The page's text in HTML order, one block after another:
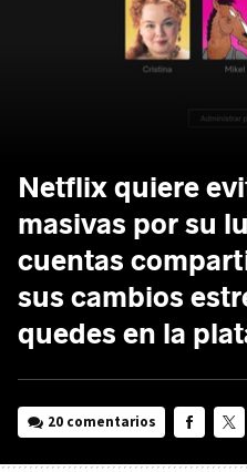
Netflix quiere
masivas por su
cuentas
sus cambios
quedes en la
20 comentarios